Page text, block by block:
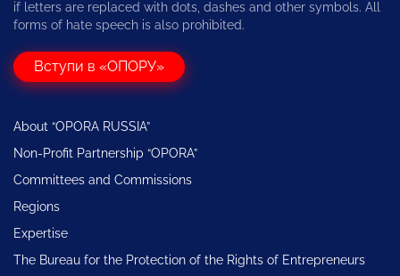
if letters are replaced with dots, dashes and other symbols. All
forms of hate speech is also prohibited.
Вступи в «ОПОРУ»
About “OPORA RUSSIA”
Non-Profit Partnership “OPORA”
Committees and Commissions
Regions
Expertise
The Bureau for the Protection of the Rights of Entrepreneurs